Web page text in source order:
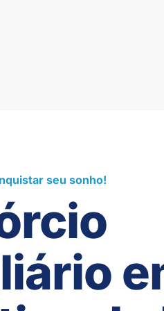
seu sonho!